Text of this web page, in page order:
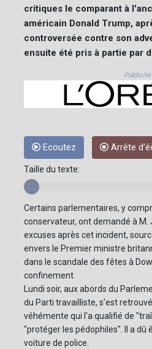
critiques le comparant à
américain Donald Trump,
controversée contre son
ensuite été pris à partie par
Publicité
Ecoutez Arrête
Taille du texte:
Certains parlementaires, y
conservateur, ont demandé à
excuses après cet incident,
envers le Premier ministre
dans le scandale des fêtes à
confinement.
Lundi soir, aux abords du
du Parti travailliste, s'est
véhémente qui l'a qualifié de
"protéger les pédophiles". Il a dû
voiture de police.